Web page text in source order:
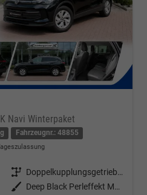
Navi Winterpaket
Fahrzeugnr.: 48855
Getriebe
Doppelkupplungsgetriebe (DSG)
Außenfarbe
Deep Black Perleffekt Metallic